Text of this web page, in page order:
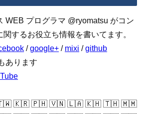
WEB プログラマ @ryomatsu がコン
するお役立ち情報を書いてます。
/google+ / mixi /github
あります
🇰🇷 🇵🇭 🇻🇳 🇱🇦 🇰🇭 🇹🇭 🇲🇲